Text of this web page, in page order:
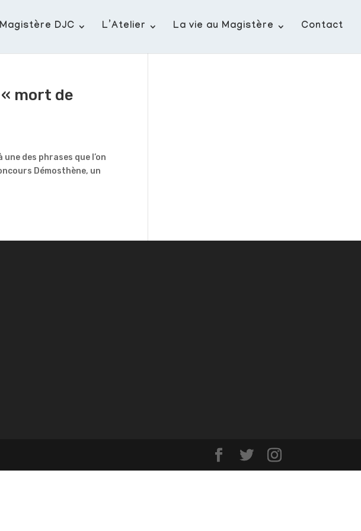
Magistère DJC L’Atelier La vie au Magistère Contact
mort de
des phrases que l’on
Démosthène, un